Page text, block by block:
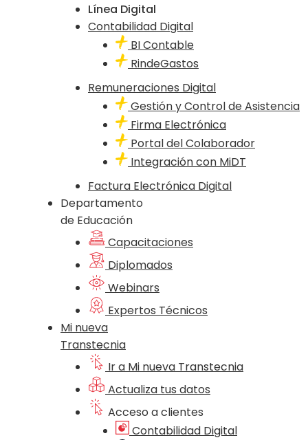
Línea Digital
Contabilidad Digital
BI Contable
RindeGastos
Remuneraciones Digital
Gestión y Control de Asistencia
Firma Electrónica
Portal del Colaborador
Integración con MiDT
Factura Electrónica Digital
Departamento
de Educación
Capacitaciones
Diplomados
Webinars
Expertos Técnicos
Mi nueva
Transtecnia
Ir a Mi nueva Transtecnia
Actualiza tus datos
Acceso a clientes
Contabilidad Digital